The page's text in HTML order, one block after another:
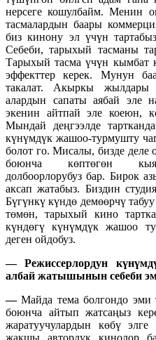
нерсеге кошулбайм. Менин
тасмалардын баары
биз кинону эл үчүн
Себеби, тарыхый тасманы
Тарыхый тасма үчүн кымбат
эффекттер керек. Мунун
такалат. Акыркы жылдары
алардын сапаты аябай эле
экенин айтпай эле коеюн,
Мындай деңгээлде
күнүмдүк жашоо-турмушту
болот го. Мисалы, бизде
боюнча көптөгөн
долбоорлорубуз бар. Бирок
аксап жатабыз. Биздин
Бүгүнкү күндө демөөрчү
төмөн, тарыхый кино
күндөгү күнүмдүк жашоо
деген ойдобуз.
—
Режиссерлордун
албай жатышынын себеби
—Майда тема болгондо эми
боюнча айтып жатсаңыз
жаратуучулардын көбү
жакшы автордук кинолор